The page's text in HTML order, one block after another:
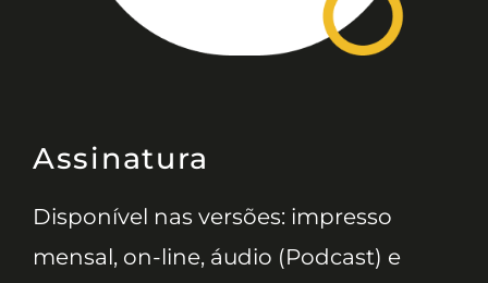
Assinatura
Disponível nas versões: impresso
mensal, on-line, áudio (Podcast) e